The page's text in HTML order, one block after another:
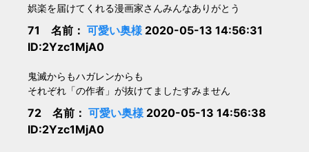
娯楽を届けてくれる漫画家さんみんなありがとう
71 名前： 可愛い奥様2020-05-13 14:56:31
ID:2Yzc1MjA0
鬼滅からもハガレンからも
それぞれ「の作者」が抜けてましたすみません
72 名前： 可愛い奥様2020-05-13 14:56:38
ID:2Yzc1MjA0